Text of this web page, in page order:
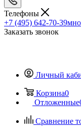
Телефоны
+7 (495) 642-70-39
Заказать звонок
Личный
Корзина0
Отложенные
Сравнение